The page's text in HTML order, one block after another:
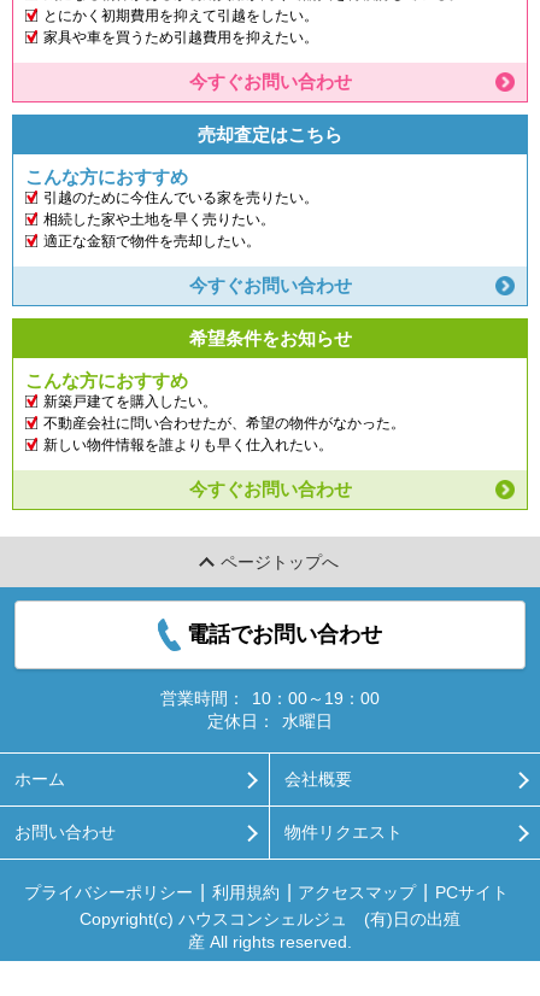
とにかく初期費用を抑えて引越をしたい。
家具や車を買うため引越費用を抑えたい。
今すぐお問い合わせ
売却査定はこちら
こんな方におすすめ
引越のために今住んでいる家を売りたい。
相続した家や土地を早く売りたい。
適正な金額で物件を売却したい。
今すぐお問い合わせ
希望条件をお知らせ
こんな方におすすめ
新築戸建てを購入したい。
不動産会社に問い合わせたが、希望の物件がなかった。
新しい物件情報を誰よりも早く仕入れたい。
今すぐお問い合わせ
ページトップへ
電話でお問い合わせ
営業時間：
10：00～19：00
定休日：
水曜日
ホーム 会社概要
お問い合わせ 物件リクエスト
プライバシーポリシー 利用規約 アクセスマップ
PCサイト
Copyright(c) ハウスコンシェルジュ (有)日の出殖
産 All rights reserved.